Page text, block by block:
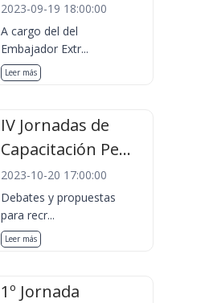
2023-09-19 18:00:00
A cargo del del
Embajador Extr...
Leer más
IV Jornadas de
Capacitación Pe...
2023-10-20 17:00:00
Debates y propuestas
para recr...
Leer más
1º Jornada